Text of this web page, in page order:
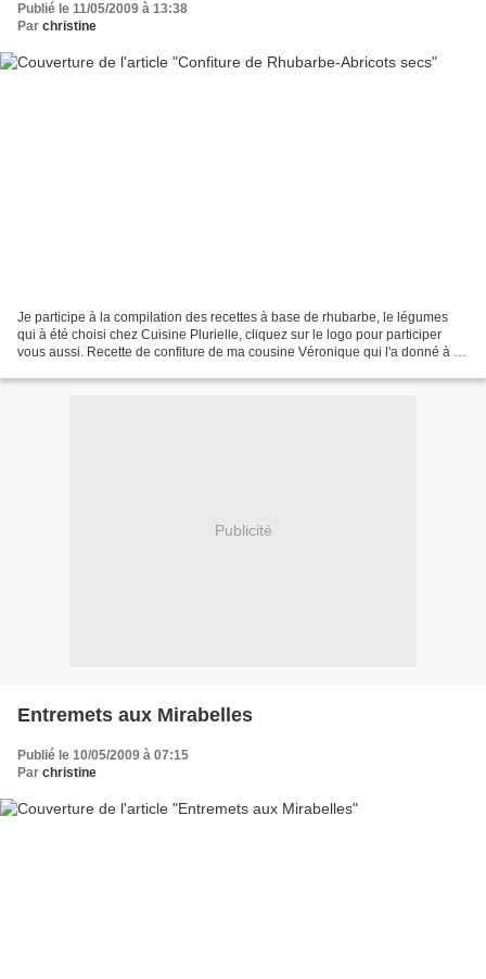
Publié le 11/05/2009 à 13:38
Par christine
Je participe à la compilation des recettes à base de rhubarbe, le légumes
qui à été choisi chez Cuisine Plurielle, cliquez sur le logo pour participer
vous aussi. Recette de confiture de ma cousine Véronique qui l'a donné à sa
Publicité
Entremets aux Mirabelles
Publié le 10/05/2009 à 07:15
Par christine